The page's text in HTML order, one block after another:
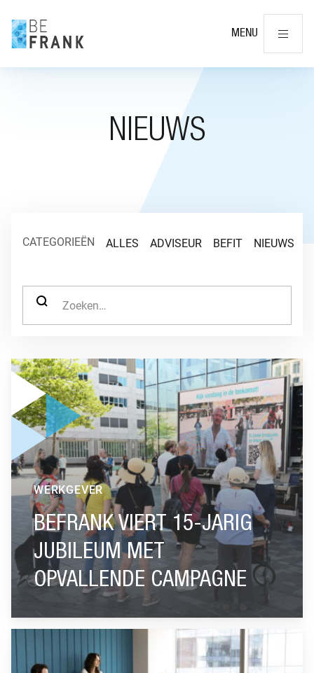
MENU
NIEUWS
CATEGORIEËN ALLES ADVISEUR BEFIT NIEUWS
ZOEK NAAR:
GA NAAR “BEFRANK VIERT 15-JARIG JUBILEUM MET
BEFRANK VIERT 15-JARIG
JUBILEUM MET
OPVALLENDE CAMPAGNE
WERKGEVER
GA NAAR “JONGE WERKNEMERS GAAN IN 2026 MEER